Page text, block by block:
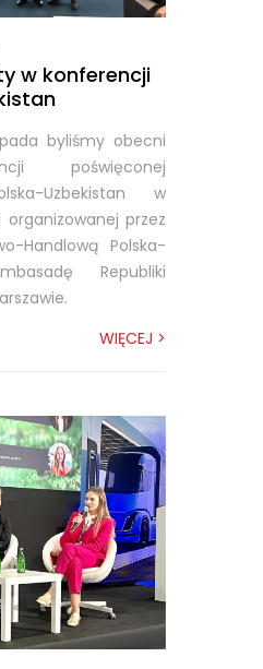
w konferencji
byliśmy obecni
poświęconej
Uzbekistan w
przez
Handlową Polska-
Republiki
WIĘCEJ >